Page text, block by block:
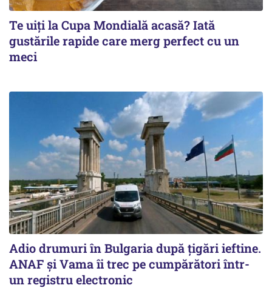
Te uiți la Cupa Mondială acasă? Iată
gustările rapide care merg perfect cu un
meci
Adio drumuri în Bulgaria după țigări ieftine.
ANAF și Vama îi trec pe cumpărători într-
un registru electronic